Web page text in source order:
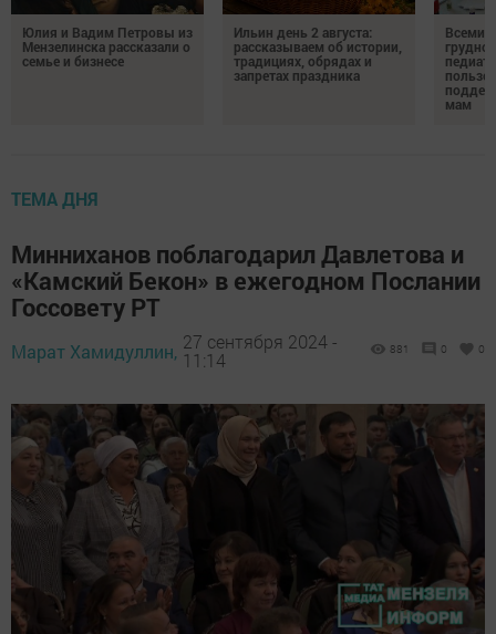
Юлия и Вадим Петровы из
Мензелинска рассказали о
семье и бизнесе
Ильин день 2 августа:
рассказываем об истории,
традициях, обрядах и
запретах праздника
пользе
мам
ТЕМА ДНЯ
Минниханов поблагодарил Давлетова и
«Камский Бекон» в ежегодном Послании
Госсовету РТ
Марат Хамидуллин, 27 сентября 2024 -
11:14
881 0 0